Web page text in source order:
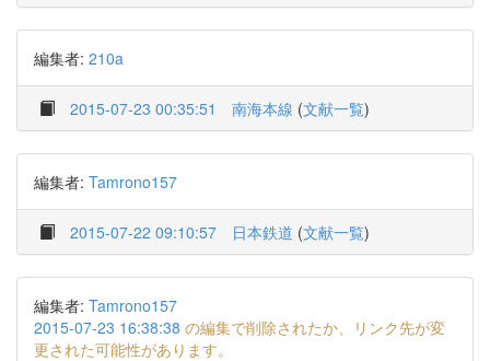
編集者: 210a
2015-07-23 00:35:51 南海本線 (文献一覧)
編集者: Tamrono157
2015-07-22 09:10:57 日本鉄道 (文献一覧)
編集者: Tamrono157
2015-07-23 16:38:38 の編集で削除されたか、リンク先が変
更された可能性があります。